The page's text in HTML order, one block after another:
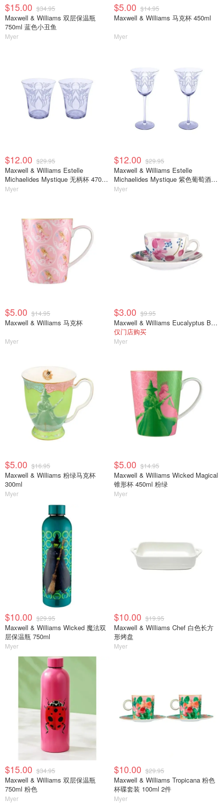
$15.00 $34.95
Maxwell & Williams 双层保温瓶
750ml 蓝色小丑鱼
Myer
$5.00 $14.95
Maxwell & Williams 马克杯 450ml
Myer
$12.00 $29.95
Maxwell & Williams Estelle
Michaelides Mystique 无柄杯 470ml
2只 紫色
Myer
$12.00 $29.95
Maxwell & Williams Estelle
Michaelides Mystique 紫色葡萄酒杯
320ml 2只装
Myer
$5.00 $14.95
Maxwell & Williams 马克杯
Myer
$3.00 $9.95
Maxwell & Williams Eucalyptus Bloom 白色咖啡杯碟 100ml
仅门店购买
Myer
$5.00 $16.95
Maxwell & Williams 粉绿马克杯
300ml
Myer
$5.00 $14.95
Maxwell & Williams Wicked Magical
锥形杯 450ml 粉绿
Myer
$10.00 $29.95
Maxwell & Williams Wicked 魔法双
层保温瓶 750ml
Myer
$10.00 $19.95
Maxwell & Williams Chef 白色长方
形烤盘
Myer
$15.00 $34.95
Maxwell & Williams 双层保温瓶
750ml 粉色
Myer
$10.00 $29.95
Maxwell & Williams Tropicana 粉色
杯碟套装 100ml 2件
Myer